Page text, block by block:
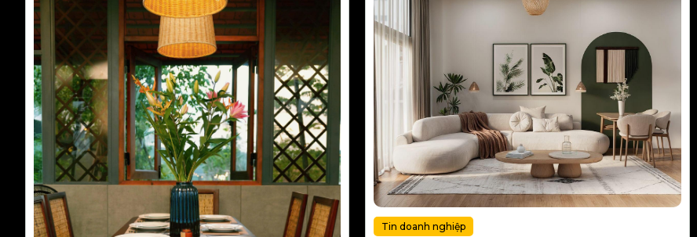
Tin doanh nghiệp